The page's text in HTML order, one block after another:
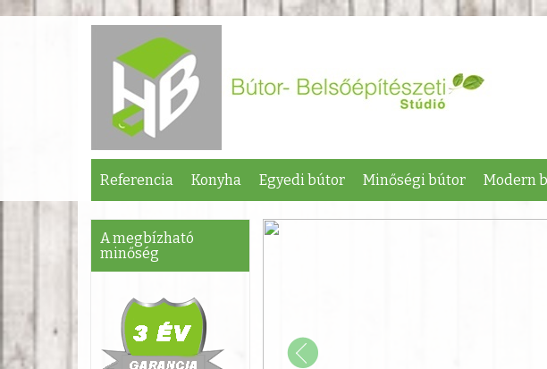
Referencia Konyha Egyedi bútor Minőségi bútor Modern
A megbízható
minőség